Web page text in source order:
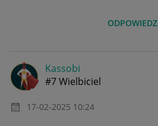
ODPOWIEDZ
Kassobi
#7 Wielbiciel
‎17-02-2025 10:24